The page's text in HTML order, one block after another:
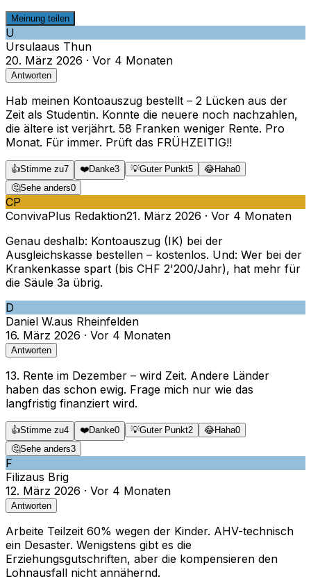
Meinung teilen
U
Ursulaaus Thun
20. März 2026 · Vor 4 Monaten
Antworten
Hab meinen Kontoauszug bestellt – 2 Lücken aus der
Zeit als Studentin. Konnte die neuere noch nachzahlen,
die ältere ist verjährt. 58 Franken weniger Rente. Pro
Monat. Für immer. Prüft das FRÜHZEITIG!!
👍Stimme zu7 ❤️Danke3 💡Guter Punkt5 😂Haha0
🤔Sehe anders0
CP
ConvivaPlus Redaktion21. März 2026 · Vor 4 Monaten
Genau deshalb: Kontoauszug (IK) bei der
Ausgleichskasse bestellen – kostenlos. Und: Wer bei der
Krankenkasse spart (bis CHF 2'200/Jahr), hat mehr für
die Säule 3a übrig.
D
Daniel W.aus Rheinfelden
16. März 2026 · Vor 4 Monaten
Antworten
13. Rente im Dezember – wird Zeit. Andere Länder
haben das schon ewig. Frage mich nur wie das
langfristig finanziert wird.
👍Stimme zu4 ❤️Danke0 💡Guter Punkt2 😂Haha0
🤔Sehe anders3
F
Filizaus Brig
12. März 2026 · Vor 4 Monaten
Antworten
Arbeite Teilzeit 60% wegen der Kinder. AHV-technisch
ein Desaster. Wenigstens gibt es die
Erziehungsgutschriften, aber die kompensieren den
Lohnausfall nicht annähernd.